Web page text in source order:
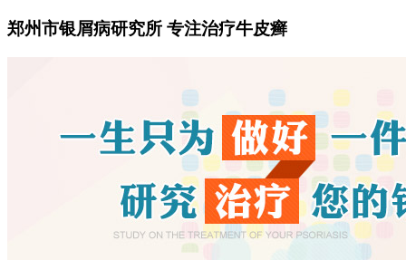
郑州市银屑病研究所 专注治疗牛皮癣